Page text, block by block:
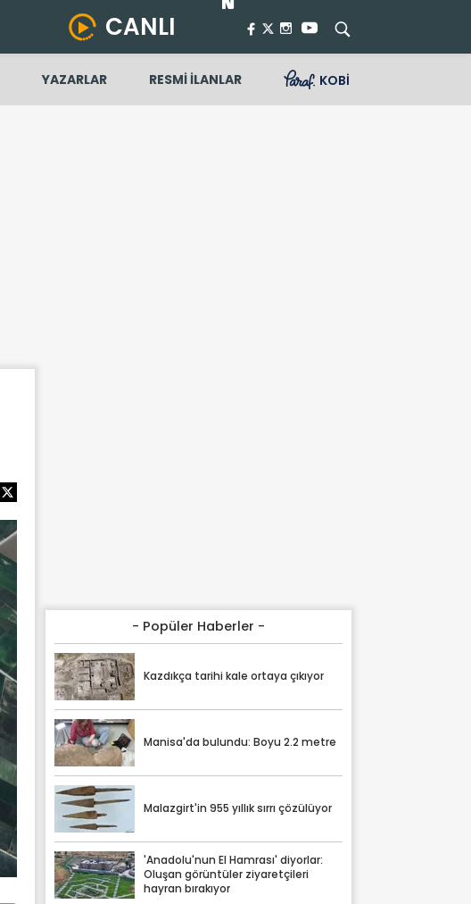
CANLI
YAZARLAR RESMİ İLANLAR KOBİ
- Popüler Haberler -
Kazdıkça tarihi kale ortaya çıkıyor
Manisa'da bulundu: Boyu 2.2 metre
Malazgirt'in 955 yıllık sırrı çözülüyor
'Anadolu'nun El Hamrası' diyorlar:
Oluşan görüntüler ziyaretçileri
hayran bırakıyor